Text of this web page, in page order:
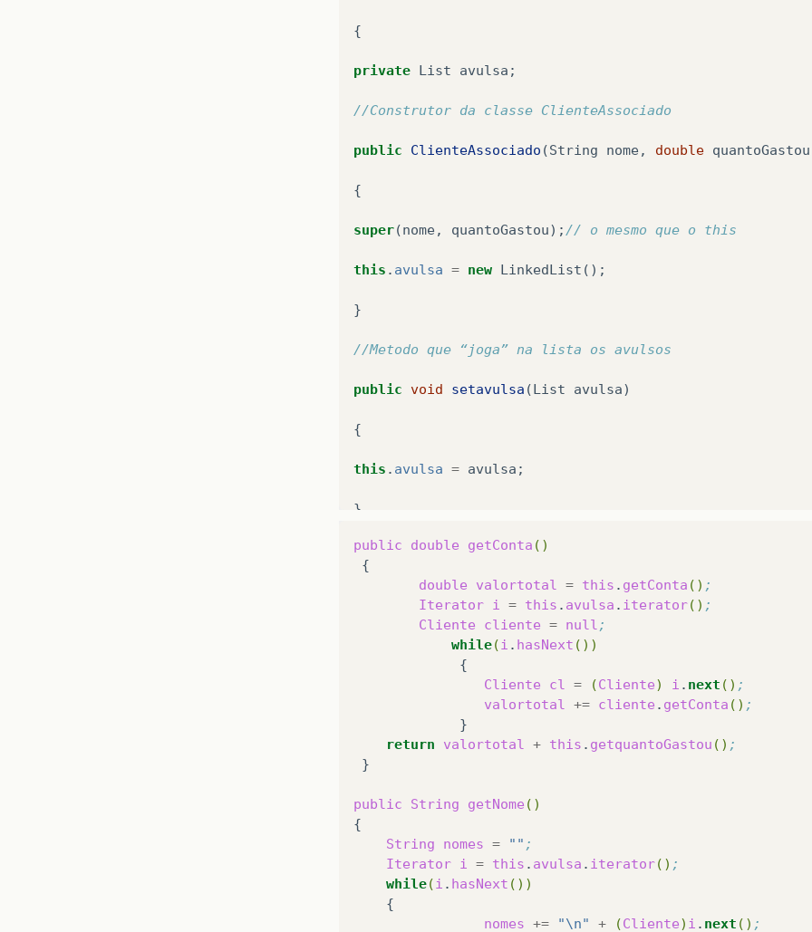
//
public double getConta
{
return this.quantoGastou;
}
//Mtodo para “pegar” o nome
public String getNome ()
{
return nome;
}
{
private List avulsa ;
//Construtor da classe ClienteAssociado
public ClienteAssociado (String nome, double quantoGastou
{
super(nome, quantoGastou); // o mesmo que o this
this . avulsa = new LinkedList ();
}
//Metodo que “joga” na lista os avulsos
public void setavulsa (List avulsa)
{
this . avulsa = avulsa ;
}
//Adiciono na lista lista o nome e o valor do pessoal
void adicionaListaAvulsa( Cliente cl )
add
public double getConta ()
double
valortotal = this . getConta () ;
Iterator
i = this . avulsa . iterator() ;
Cliente
cliente = null ;
while( i . hasNext ())
Cliente
cl = (Cliente) i . next () ;
valortotal
+= cliente . getConta () ;
return
valortotal + this . getquantoGastou ()
}
public String getNome ()
String
nomes = "" ;
Iterator
i = this . avulsa . iterator() ;
while( i . hasNext ())
nomes += "\n" + (Cliente) i . next () ;